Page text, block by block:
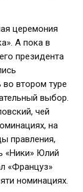
церемония
А пока в
президента
втором туре
выбор.
чей
на
правления,
«Ники» Юлий
«Француз»
номинациях.